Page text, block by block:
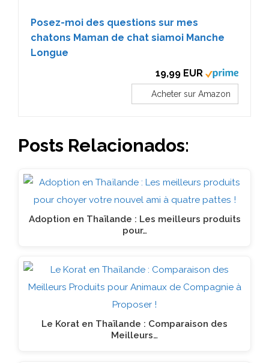
Posez-moi des questions sur mes
chatons Maman de chat siamoi Manche
Longue
19,99 EUR
Acheter sur Amazon
Posts Relacionados:
Adoption en Thaïlande : Les meilleurs produits
pour…
Le Korat en Thaïlande : Comparaison des
Meilleurs…